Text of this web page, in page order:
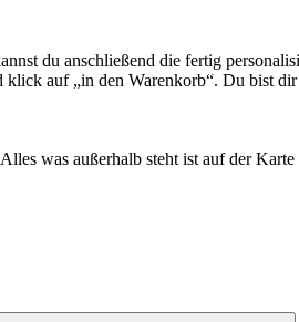
du anschließend die fertig
auf „in den Warenkorb“. Du bist
was außerhalb steht ist auf der